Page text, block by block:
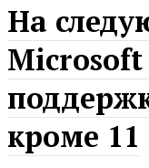
На
кроме 11